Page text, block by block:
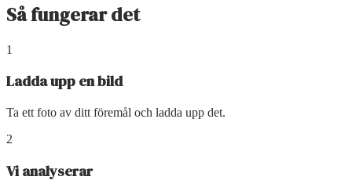
Så fungerar det
1
Ladda upp en bild
Ta ett foto av ditt föremål och ladda upp det.
2
Vi analyserar